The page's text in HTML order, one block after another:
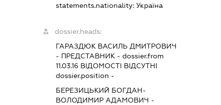
statements.nationality:Україна
dossier.heads:
ГАРАЗДЮК ВАСИЛЬ ДМИТРОВИЧ
- ПРЕДСТАВНИК - dossier.from
11.03.16 ВІДОМОСТІ ВІДСУТНІ
dossier.position -
БЕРЕЗИЦЬКИЙ БОГДАН-
ВОЛОДИМИР АДАМОВИЧ -